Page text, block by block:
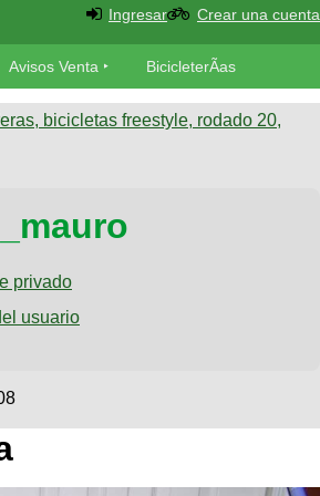
Ingresar Crear una cuenta
Avisos Venta BicicleterÃ­as
bicicletas freestyle, rodado 20,
privado
usuario